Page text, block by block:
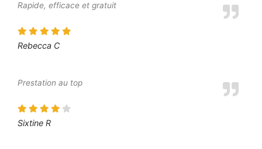
Rapide, efficace et gratuit
Rebecca C
Prestation au top
Sixtine R